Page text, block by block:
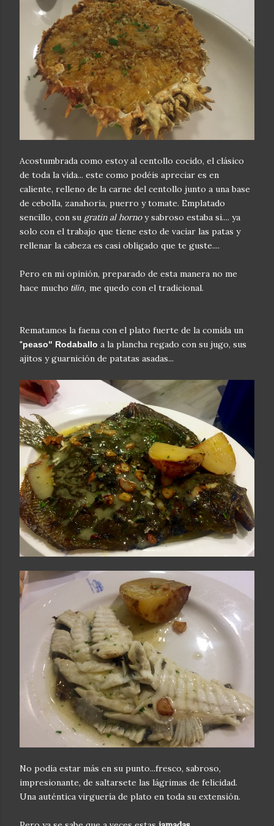
Acostumbrada como estoy al centollo cocido, el clásico
de toda la vida... este como podéis apreciar es en
caliente, relleno de la carne del centollo junto a una base
de cebolla, zanahoria, puerro y tomate. Emplatado
sencillo, con su gratin al hornoy sabroso estaba si.... ya
solo con el trabajo que tiene esto de vaciar las patas y
rellenar la cabeza es casi obligado que te guste....
Pero en mi opinión, preparado de esta manera no me
hace mucho tilín, me quedo con el tradicional.
Rematamos la faena con el plato fuerte de la comida un
"peaso" Rodaballo a la plancha regado con su jugo, sus
ajitos y guarnición de patatas asadas...
No podía estar más en su punto...fresco, sabroso,
impresionante, de saltarsete las lágrimas de felicidad.
Una auténtica virguería de plato en toda su extensión.